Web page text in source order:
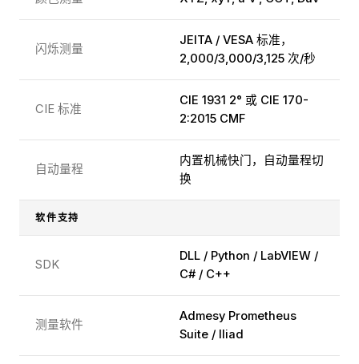
闪烁测量
JEITA / VESA 标准，
2,000/3,000/3,125 次/秒
CIE 标准
CIE 1931 2° 或 CIE 170-
2:2015 CMF
自动量程
内置机械快门，自动量程切
换
软件支持
SDK
DLL / Python / LabVIEW /
C# / C++
测量软件
Admesy Prometheus
Suite / Iliad